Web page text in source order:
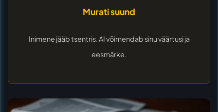
Murati suund
Inimene jääb tsentris. AI võimendab sinu väärtusi ja
eesmärke.